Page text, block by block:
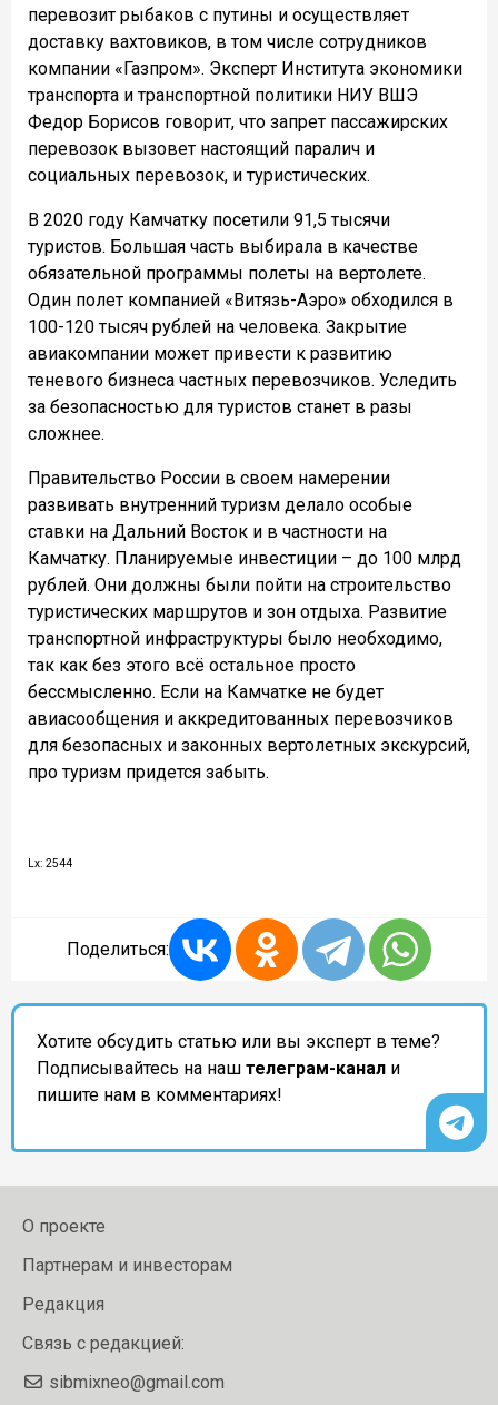
перевозит рыбаков с путины и осуществляет
доставку вахтовиков, в том числе сотрудников
компании «Газпром». Эксперт Института экономики
транспорта и транспортной политики НИУ ВШЭ
Федор Борисов говорит, что запрет пассажирских
перевозок вызовет настоящий паралич и
социальных перевозок, и туристических.
В 2020 году Камчатку посетили 91,5 тысячи
туристов. Большая часть выбирала в качестве
обязательной программы полеты на вертолете.
Один полет компанией «Витязь-Аэро» обходился в
100-120 тысяч рублей на человека. Закрытие
авиакомпании может привести к развитию
теневого бизнеса частных перевозчиков. Уследить
за безопасностью для туристов станет в разы
сложнее.
Правительство России в своем намерении
развивать внутренний туризм делало особые
ставки на Дальний Восток и в частности на
Камчатку. Планируемые инвестиции – до 100 млрд
рублей. Они должны были пойти на строительство
туристических маршрутов и зон отдыха. Развитие
транспортной инфраструктуры было необходимо,
так как без этого всё остальное просто
бессмысленно. Если на Камчатке не будет
авиасообщения и аккредитованных перевозчиков
для безопасных и законных вертолетных экскурсий,
про туризм придется забыть.
Lx: 2544
Поделиться:
Хотите обсудить статью или вы эксперт в теме?
Подписывайтесь на наш телеграм-канал и
пишите нам в комментариях!
О проекте
Партнерам и инвесторам
Редакция
Связь с редакцией:
sibmixneo@gmail.com